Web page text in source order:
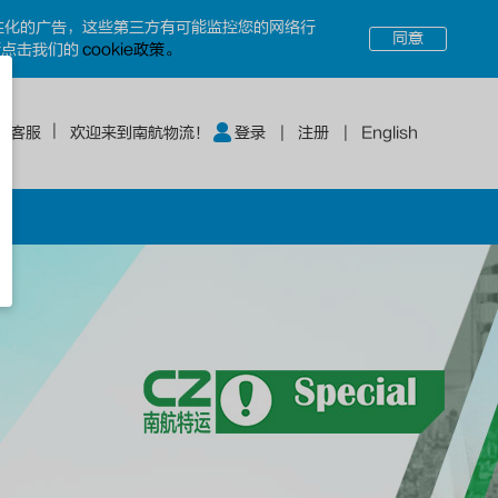
的广告，这些第三方有可能监控您的网络行
击我们的 cookie政策。
同意
欢迎来到南航物流！ 登录 注册 English
客服